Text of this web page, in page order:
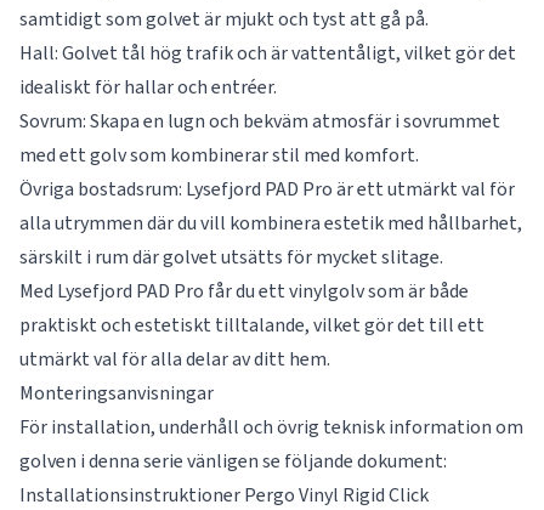
samtidigt som golvet är mjukt och tyst att gå på.
Hall: Golvet tål hög trafik och är vattentåligt, vilket gör det
idealiskt för hallar och entréer.
Sovrum: Skapa en lugn och bekväm atmosfär i sovrummet
med ett golv som kombinerar stil med komfort.
Övriga bostadsrum: Lysefjord PAD Pro är ett utmärkt val för
alla utrymmen där du vill kombinera estetik med hållbarhet,
särskilt i rum där golvet utsätts för mycket slitage.
Med Lysefjord PAD Pro får du ett vinylgolv som är både
praktiskt och estetiskt tilltalande, vilket gör det till ett
utmärkt val för alla delar av ditt hem.
Monteringsanvisningar
För installation, underhåll och övrig teknisk information om
golven i denna serie vänligen se följande dokument:
Installationsinstruktioner Pergo Vinyl Rigid Click